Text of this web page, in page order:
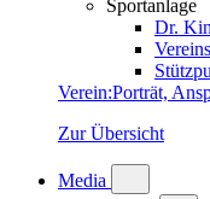
Sportanlage
Dr.
Verein:Porträt,
Zur Übersicht
Media